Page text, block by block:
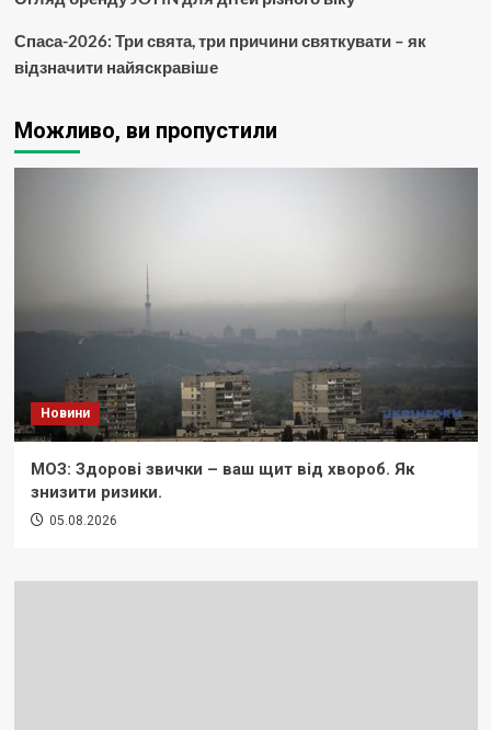
Спаса-2026: Три свята, три причини святкувати – як
відзначити найяскравіше
Можливо, ви пропустили
Новини
МОЗ: Здорові звички – ваш щит від хвороб. Як
знизити ризики.
05.08.2026